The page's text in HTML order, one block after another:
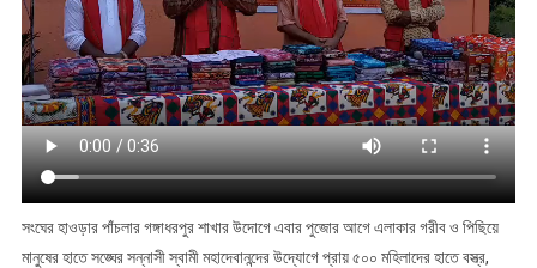
সংঘের হাওড়ার পাঁচলার গঙ্গাধরপুর শাখার উদোগে এবার পুজোর আগে এলাকার গরীব ও পিছিয়ে
মানুষের হাতে সঙ্ঘের সন্নাসী স্বামী মহাদেবানন্দের উদ্যোগে প্রায় ৫০০ মহিলাদের হাতে বস্ত্র,